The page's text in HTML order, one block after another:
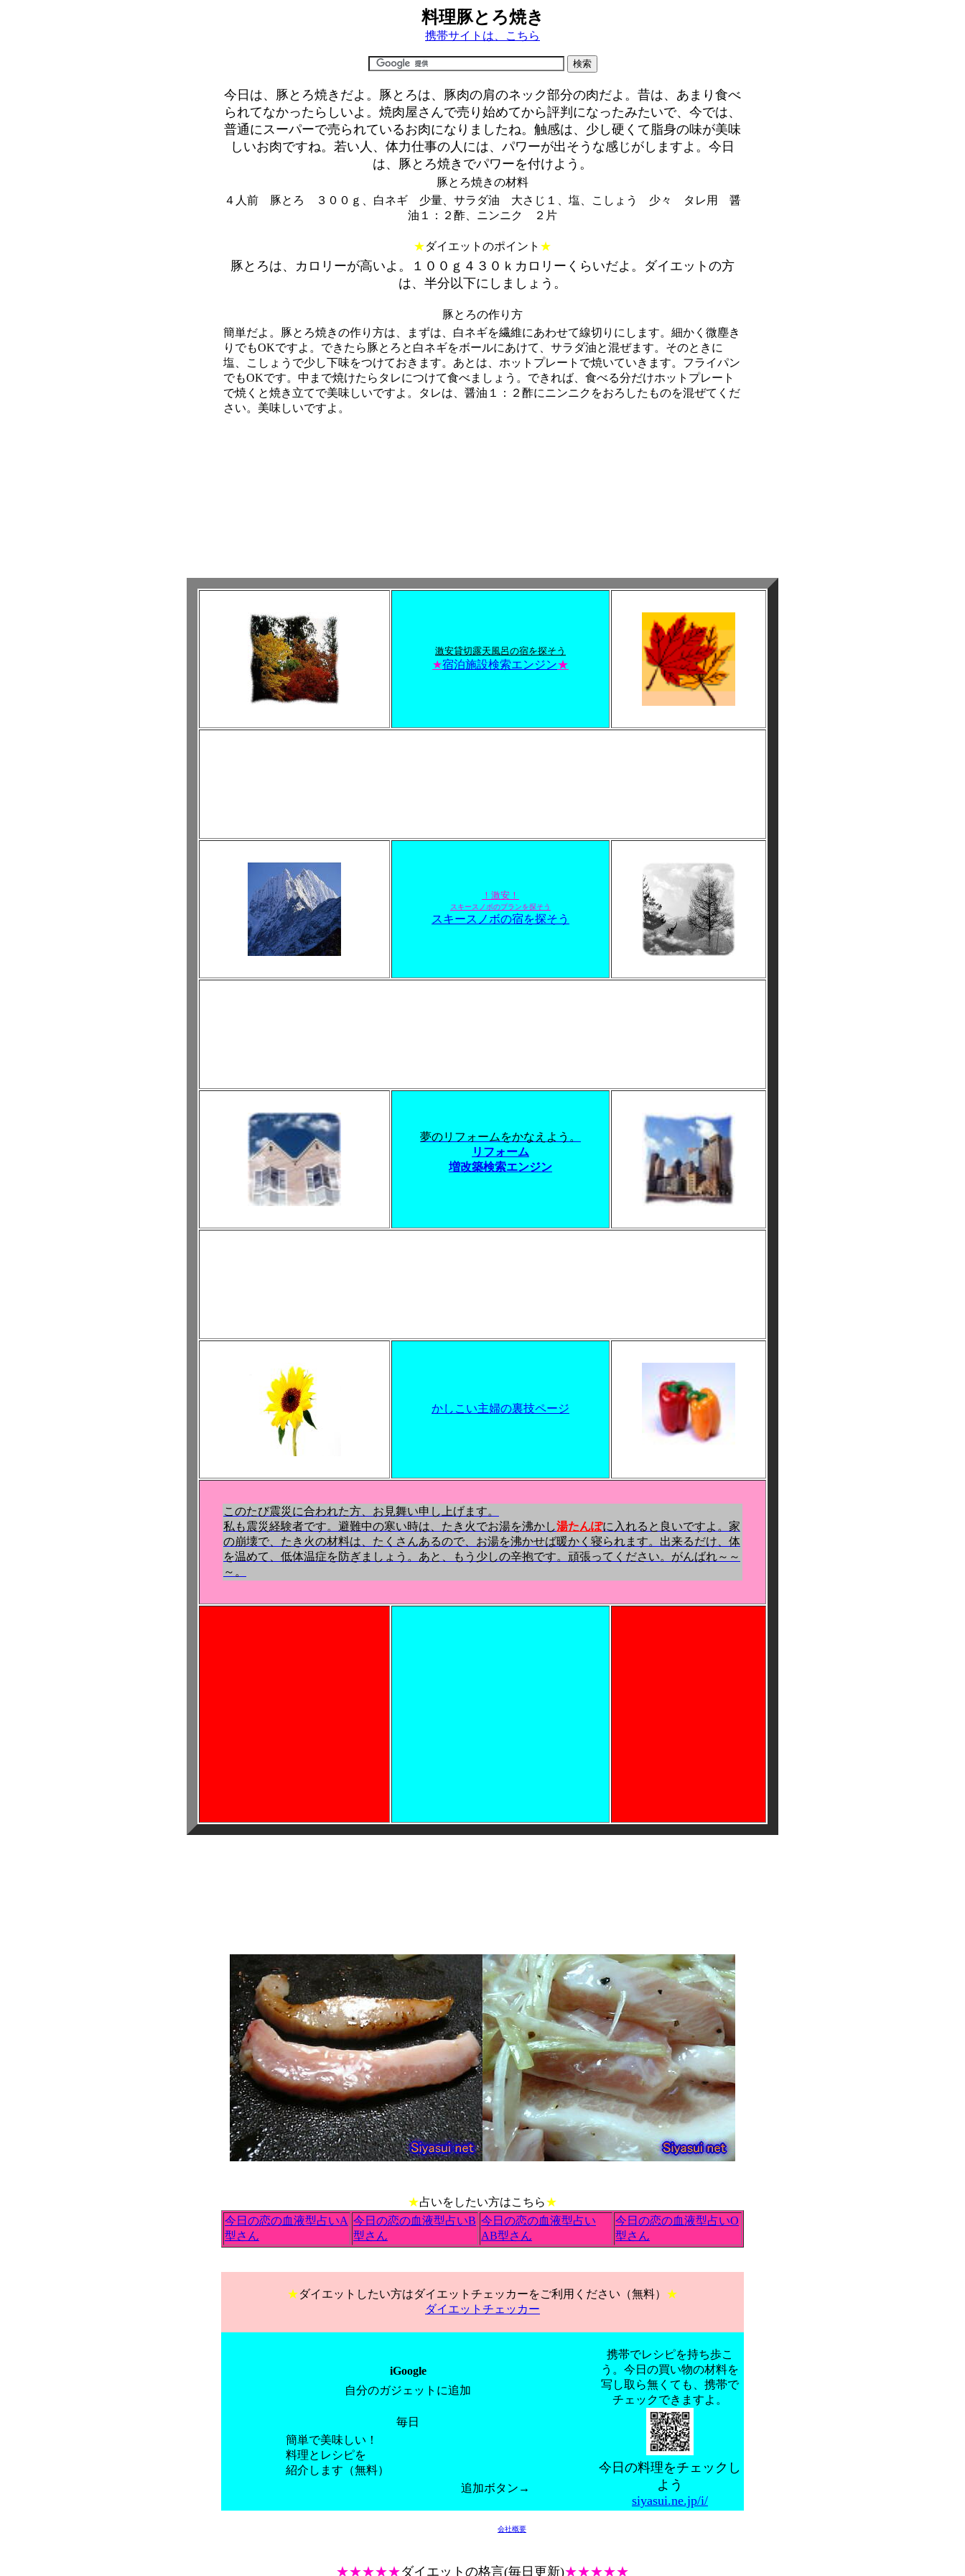
料理豚とろ焼き
携帯サイトは、こちら
今日は、豚とろ焼きだよ。豚とろは、豚肉の肩のネック部分の肉だよ。昔は、あまり食べ
られてなかったらしいよ。焼肉屋さんで売り始めてから評判になったみたいで、今では、
普通にスーパーで売られているお肉になりましたね。触感は、少し硬くて脂身の味が美味
しいお肉ですね。若い人、体力仕事の人には、パワーが出そうな感じがしますよ。今日
は、豚とろ焼きでパワーを付けよう。
豚とろ焼きの材料
４人前 豚とろ ３００ｇ、白ネギ 少量、サラダ油 大さじ１、塩、こしょう 少々 タレ用 醤
油１：２酢、ニンニク ２片
★ダイエットのポイント ★
豚とろは、カロリーが高いよ。１００ｇ４３０ｋカロリーくらいだよ。ダイエットの方
は、半分以下にしましょう。
豚とろの作り方
簡単だよ。豚とろ焼きの作り方は、まずは、白ネギを繊維にあわせて線切りにします。細かく微塵き
りでもOKですよ。できたら豚とろと白ネギをボールにあけて、サラダ油と混ぜます。そのときに
塩、こしょうで少し下味をつけておきます。あとは、ホットプレートで焼いていきます。フライパン
でもOKです。中まで焼けたらタレにつけて食べましょう。できれば、食べる分だけホットプレート
で焼くと焼き立てで美味しいですよ。タレは、醤油１：２酢にニンニクをおろしたものを混ぜてくだ
さい。美味しいですよ。
激安貸切露天風呂の宿を探そう
★宿泊施設検索エンジン★
！激安！
スキースノボのプランを探そう
スキースノボの宿を探そう
夢のリフォームをかなえよう。
リフォーム
増改築検索エンジン
かしこい主婦の裏技ページ
このたび震災に合われた方、お見舞い申し上げます。
私も震災経験者です。避難中の寒い時は、たき火でお湯を沸かし湯たんぽに入れると良いですよ。家
の崩壊で、たき火の材料は、たくさんあるので、お湯を沸かせば暖かく寝られます。出来るだけ、体
を温めて、低体温症を防ぎましょう。あと、もう少しの辛抱です。頑張ってください。がんばれ～～
～。
★占いをしたい方はこちら★
今日の恋の血液型占いA
型さん
今日の恋の血液型占いB
型さん
今日の恋の血液型占い
AB型さん
今日の恋の血液型占いO
型さん
★ダイエットしたい方はダイエットチェッカーをご利用ください（無料） ★
ダイエットチェッカー
iGoogle
自分のガジェットに追加
毎日
簡単で美味しい！
料理とレシピを
紹介します（無料）
追加ボタン→
携帯でレシピを持ち歩こ
う。今日の買い物の材料を
写し取ら無くても、携帯で
チェックできますよ。
今日の料理をチェックし
よう
siyasui.ne.jp/i/
会社概要
★★★★★ダイエットの格言(毎日更新)★★★★★